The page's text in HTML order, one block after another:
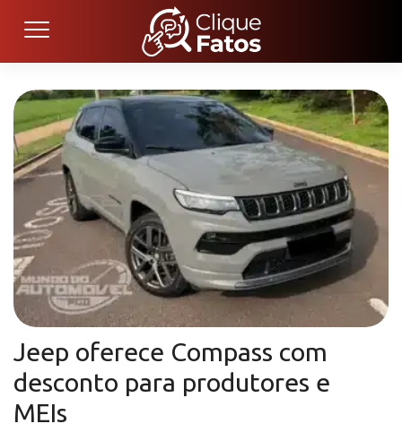
Jeep oferece Compass com
desconto para produtores e
MEIs